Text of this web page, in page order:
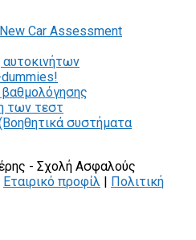
Car Assessment
αυτοκινήτων
dummies!
βαθμολόγησης
των τεστ
συστήματα
- Σχολή Ασφαλούς
Εταιρικό προφίλ
Πολιτική